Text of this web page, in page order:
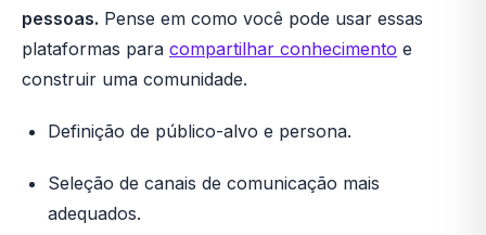
pessoas. Pense em como você pode usar essas
plataformas para compartilhar conhecimento e
construir uma comunidade.
Definição de público-alvo e persona.
Seleção de canais de comunicação mais
adequados.